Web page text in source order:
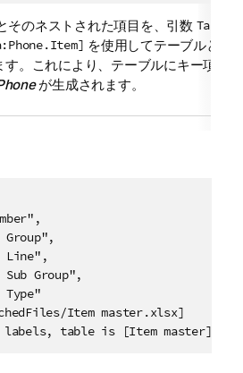
そのネストされた項目を、引数 Table
を使用してテーブルとし
す。これにより、テーブルにキー項目
が生成されます。
Item master.xlsx]
labels, table is [Item master]);